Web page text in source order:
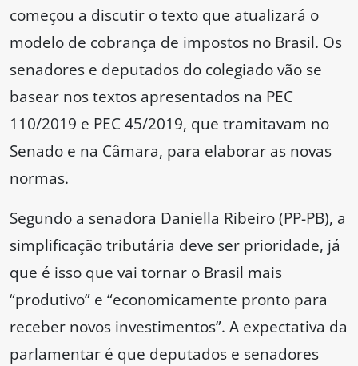
começou a discutir o texto que atualizará o
modelo de cobrança de impostos no Brasil. Os
senadores e deputados do colegiado vão se
basear nos textos apresentados na PEC
110/2019 e PEC 45/2019, que tramitavam no
Senado e na Câmara, para elaborar as novas
normas.
Segundo a senadora Daniella Ribeiro (PP-PB), a
simplificação tributária deve ser prioridade, já
que é isso que vai tornar o Brasil mais
“produtivo” e “economicamente pronto para
receber novos investimentos”. A expectativa da
parlamentar é que deputados e senadores